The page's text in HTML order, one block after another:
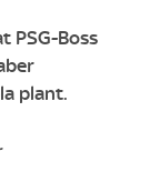
PSG-Boss
plant.